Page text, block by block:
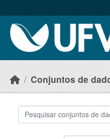
Conjuntos de